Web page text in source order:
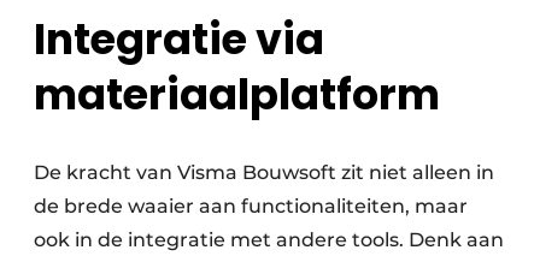
Integratie via
materiaalplatform
De kracht van Visma Bouwsoft zit niet alleen in
de brede waaier aan functionaliteiten, maar
ook in de integratie met andere tools. Denk aan